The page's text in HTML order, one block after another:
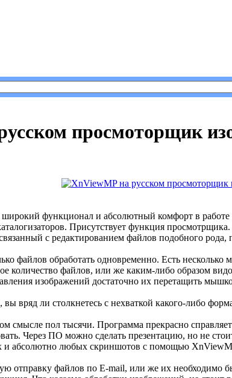
просмоторщик
функционал и абсолютный комфорт в
Присутствует функция
с редактированием файлов подобного рода,
файлов обработать одновременно. Есть
количество файлов, или же каким-либо образом
изображений достаточно их перетащить
вряд ли столкнетесь с нехваткой какого-либо
смысле пол тысячи. Программа прекрасно
Через ПО можно сделать презентацию, но не
и абсолютно любых скриншотов с помощью
отправку файлов по E-mail, или же их необходимо